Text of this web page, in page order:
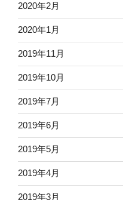
2020年2月
2020年1月
2019年11月
2019年10月
2019年7月
2019年6月
2019年5月
2019年4月
2019年3月